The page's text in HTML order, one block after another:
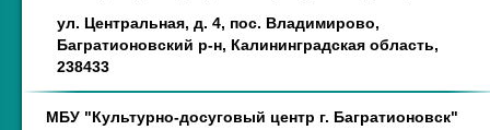
ул. Центральная, д. 4, пос. Владимирово,
Багратионовский р-н, Калининградская область,
238433
МБУ "Культурно-досуговый центр г. Багратионовск"